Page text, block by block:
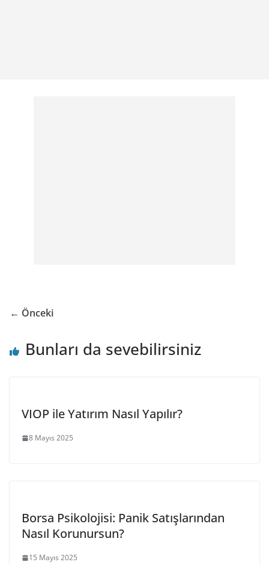
← Önceki
Bunları da sevebilirsiniz
VIOP ile Yatırım Nasıl Yapılır?
8 Mayıs 2025
Borsa Psikolojisi: Panik Satışlarından
Nasıl Korunursun?
15 Mayıs 2025